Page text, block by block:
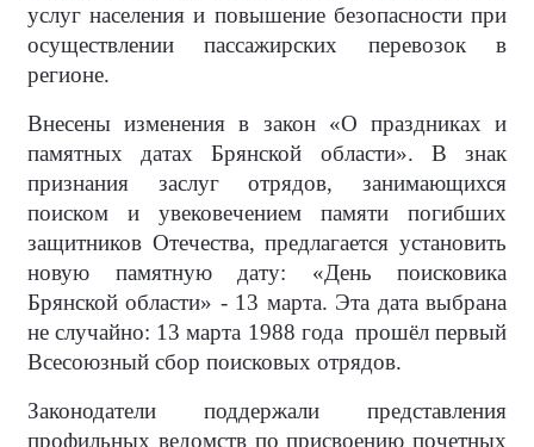
услуг населения и повышение безопасности при
осуществлении пассажирских перевозок в
регионе.
Внесены изменения в закон «О праздниках и
памятных датах Брянской области». В знак
признания заслуг отрядов, занимающихся
поиском и увековечением памяти погибших
защитников Отечества, предлагается установить
новую памятную дату: «День поисковика
Брянской области» - 13 марта. Эта дата выбрана
не случайно: 13 марта 1988 года прошёл первый
Всесоюзный сбор поисковых отрядов.
Законодатели поддержали представления
профильных ведомств по присвоению почетных